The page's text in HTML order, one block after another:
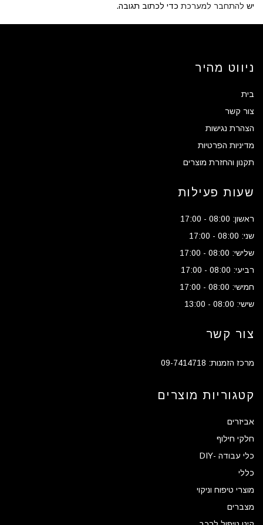
יש להתחבר למערכת כדי לכתוב תגובה.
ניווט מהיר
בית
צור קשר
הצהרת נגישות
מדיניות הפרטיות
תקנון והחזרת מוצרים
שעות פעילות
ראשון: 08:00 - 17:00
שני: 08:00 - 17:00
שלישי: 08:00 - 17:00
רביעי: 08:00 - 17:00
חמישי: 08:00 - 17:00
שישי: 08:00 - 13:00
צור קשר
מרכז הזמנות: 09-7414718
קטגוריות מוצרים
אביזרים
חלקי חילוף
כלי עבודה -DIY
כללי
מוצרי טיפוח וניקוי
מצברים